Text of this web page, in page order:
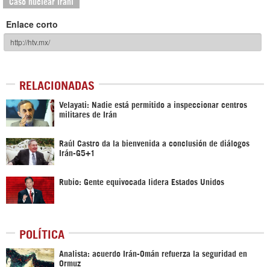
Enlace corto
RELACIONADAS
Velayati: Nadie está permitido a inspeccionar centros
militares de Irán
Raúl Castro da la bienvenida a conclusión de diálogos
Irán-G5+1
Rubio: Gente equivocada lidera Estados Unidos
POLÍTICA
Analista: acuerdo Irán-Omán refuerza la seguridad en
Ormuz